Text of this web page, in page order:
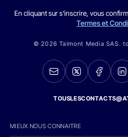
En cliquant sur s'inscrire, vous
Termes et
© 2026 Talmont Media SAS.
MIEUX NOUS CONNAITRE